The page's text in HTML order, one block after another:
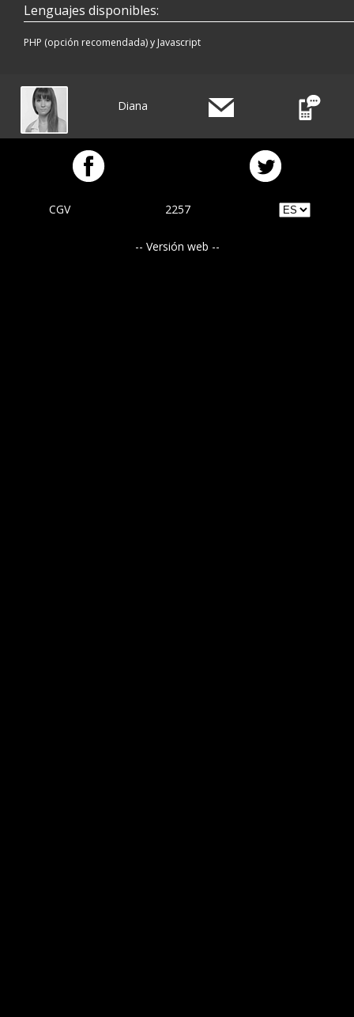
Lenguajes disponibles:
PHP (opción recomendada) y Javascript
Diana
CGV 2257
-- Versión web --